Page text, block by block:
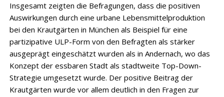
Insgesamt zeigten die Befragungen, dass die positiven
Auswirkungen durch eine urbane Lebensmittelproduktion
bei den Krautgärten in München als Beispiel für eine
partizipative ULP-Form von den Befragten als stärker
ausgeprägt eingeschätzt wurden als in Andernach, wo das
Konzept der essbaren Stadt als stadtweite Top-Down-
Strategie umgesetzt wurde. Der positive Beitrag der
Krautgärten wurde vor allem deutlich in den Fragen zur